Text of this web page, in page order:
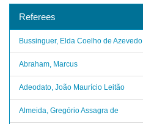
Referees
Bussinguer, Elda Coelho de Azevedo
Abraham, Marcus
Adeodato, João Maurício Leitão
Almeida, Gregório Assagra de